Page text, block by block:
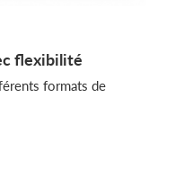
flexibilité
formats de